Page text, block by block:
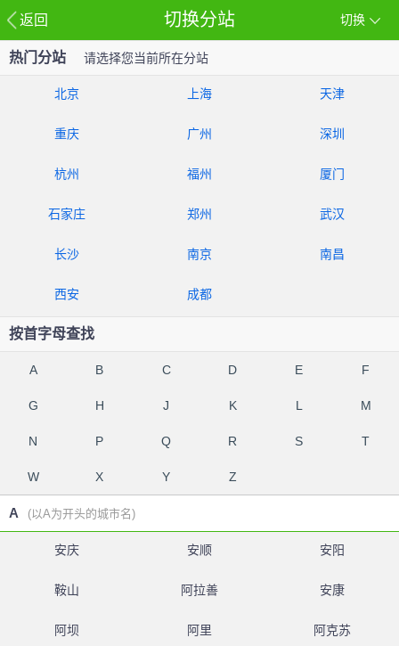
返回 切换
切换分站
热门分站 请选择您当前所在分站
北京 上海 天津
重庆 广州 深圳
杭州 福州 厦门
石家庄 郑州 武汉
长沙 南京 南昌
西安 成都
按首字母查找
A B C D E F
G H J K L M
N P Q R S T
W X Y Z
A (以A为开头的城市名)
安庆 安顺 安阳
鞍山 阿拉善 安康
阿坝 阿里 阿克苏